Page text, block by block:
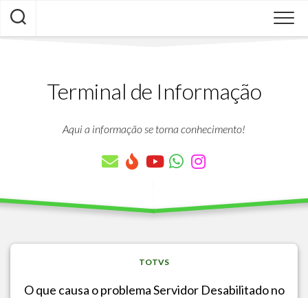
Skip
content
Terminal de Informação
Aqui a informação se torna conhecimento!
TOTVS
O que causa o problema Servidor Desabilitado no